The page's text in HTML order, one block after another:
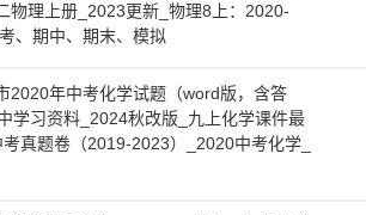
物理上册_2023更新_物理8上：2020-
、期中、期末、模拟
2020年中考化学试题（word版，含答
学习资料_2024秋改版_九上化学课件最
真题卷（2019-2023）_2020中考化学_